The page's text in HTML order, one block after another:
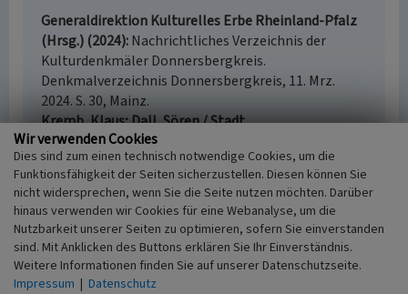
Generaldirektion Kulturelles Erbe Rheinland-Pfalz
(Hrsg.) (2024) Nachrichtliches Verzeichnis der
Kulturdenkmäler Donnersbergkreis.
Denkmalverzeichnis Donnersbergkreis, 11. Mrz.
2024. S. 30, Mainz.
Kremb, Klaus; Dall, Sören / Stadt
Kirchheimbolanden (Hrsg.) (2024)
Zeitschichten. Begleitbuch zur Stadt-Tour
Kirchheimbolanden durch Mittelalter, Barockzeit
und 19. Jahrhundert. In: Schriftenreihe der Stadt
kirchheimbolanden, Beiheft 1, S. 85,
Kirchheimbolanden.
Wir verwenden Cookies
Dies sind zum einen technisch notwendige Cookies, um die
Funktionsfähigkeit der Seiten sicherzustellen. Diesen können Sie
nicht widersprechen, wenn Sie die Seite nutzen möchten. Darüber
hinaus verwenden wir Cookies für eine Webanalyse, um die
Nutzbarkeit unserer Seiten zu optimieren, sofern Sie einverstanden
sind. Mit Anklicken des Buttons erklären Sie Ihr Einverständnis.
Weitere Informationen finden Sie auf unserer Datenschutzseite.
Impressum | Datenschutz